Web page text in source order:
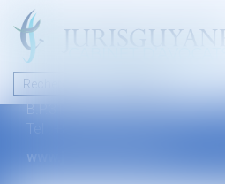
46 avenue de la liberté
B.P.315 - 97327 Cayenne Cedex
Tel : +594 594 29 45 35
www.jurisguyane.com